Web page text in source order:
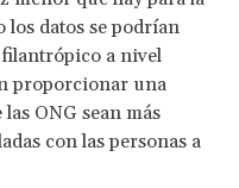
los datos se podrían
a nivel
proporcionar una
ONG sean más
con las personas a